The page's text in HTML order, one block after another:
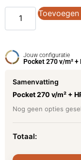
Jouw configuratie
Pocket 270 v/m² +
Samenvatting
Pocket 270 v/m² +
Nog geen opties
Totaal: